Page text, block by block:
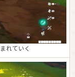
れていく